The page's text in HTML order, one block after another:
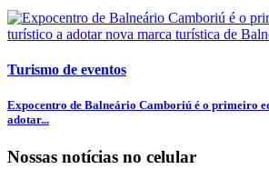
Turismo de eventos
Expocentro de Balneário Camboriú é o primeiro
adotar...
Nossas notícias no celular